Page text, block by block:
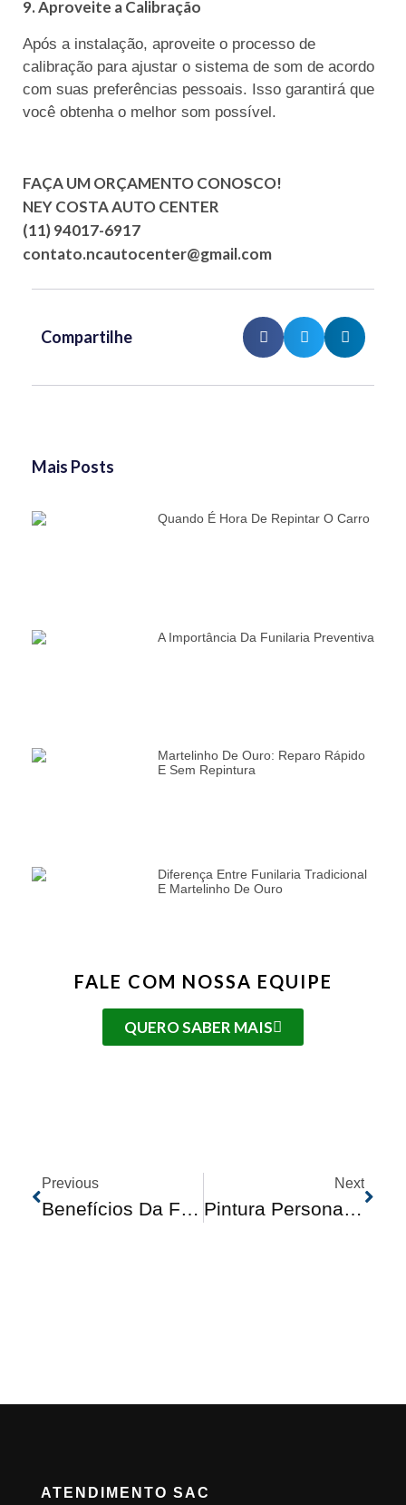
9. Aproveite a Calibração
Após a instalação, aproveite o processo de
calibração para ajustar o sistema de som de acordo
com suas preferências pessoais. Isso garantirá que
você obtenha o melhor som possível.
FAÇA UM ORÇAMENTO CONOSCO!
NEY COSTA AUTO CENTER
(11) 94017-6917
contato.ncautocenter@gmail.com
Compartilhe
Mais Posts
Quando É Hora De Repintar O Carro
A Importância Da Funilaria Preventiva
Martelinho De Ouro: Reparo Rápido
E Sem Repintura
Diferença Entre Funilaria Tradicional
E Martelinho De Ouro
FALE COM NOSSA EQUIPE
QUERO SABER MAIS
Previous
Benefícios Da Funilaria E Pintura Profissional: Explore Por Que É Importante Confiar Em Profissionais Para Reparos De Funilaria E Pintura
Next
Pintura Personalizada Para Carros: Transforme Seu Veículo Em Uma Obra De Arte
ATENDIMENTO SAC